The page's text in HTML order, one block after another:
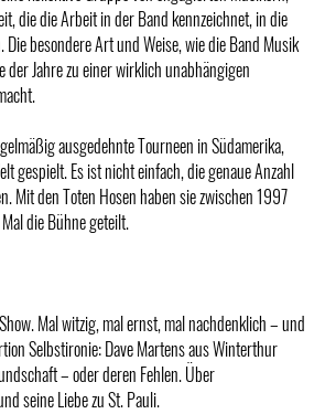
die die Arbeit in der Band kennzeichnet, in die
besondere Art und Weise, wie die Band Musik
der Jahre zu einer wirklich unabhängigen
ausgedehnte Tourneen in Südamerika,
gespielt. Es ist nicht einfach, die genaue Anzahl
Mit den Toten Hosen haben sie zwischen 1997
die Bühne geteilt.
Mal witzig, mal ernst, mal nachdenklich – und
Selbstironie: Dave Martens aus Winterthur
– oder deren Fehlen. Über
seine Liebe zu St. Pauli.